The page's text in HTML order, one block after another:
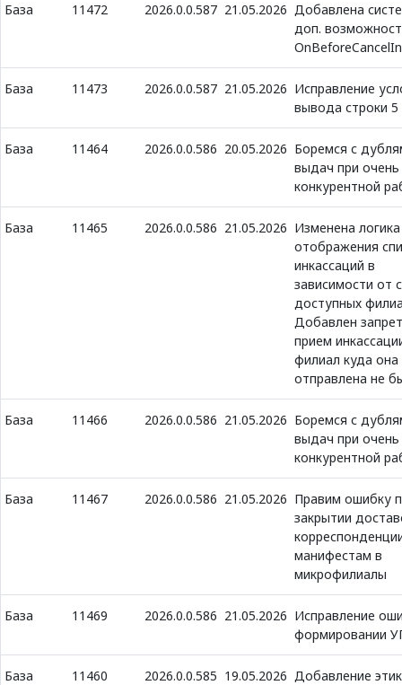
База 11472 2026.0.0.587 21.05.2026 Добавлена
доп.
База 11473 2026.0.0.587 21.05.2026 Исправление
вывода строки
База 11464 2026.0.0.586 20.05.2026 Боремся с
выдач при очень
конкурентной
База 11465 2026.0.0.586 21.05.2026 Изменена логика
отображения
инкассаций в
зависимости от
доступных
Добавлен
прием
филиал куда она
отправлена не
База 11466 2026.0.0.586 21.05.2026 Боремся с
выдач при очень
конкурентной
База 11467 2026.0.0.586 21.05.2026 Правим ошибку
закрытии
манифестам в
микрофилиалы
База 11469 2026.0.0.586 21.05.2026 Исправление
формировании
База 11460 2026.0.0.585 19.05.2026 Добавление